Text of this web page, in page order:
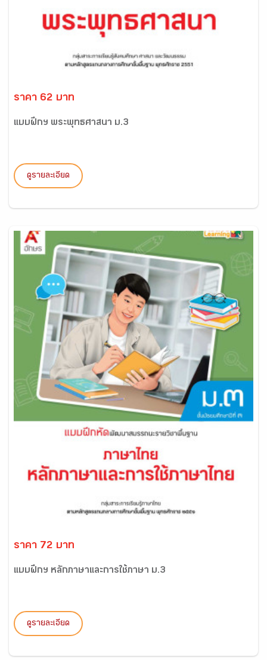
ราคา 62 บาท
แบบฝึกฯ พระพุทธศาสนา ม.3
ดูรายละเอียด
ราคา 72 บาท
แบบฝึกฯ หลักภาษาและการใช้ภาษา ม.3
ดูรายละเอียด